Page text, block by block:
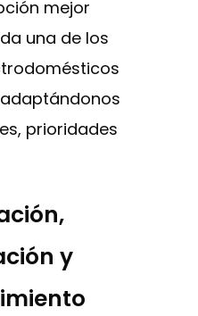
mejor
una de los
prioridades
y